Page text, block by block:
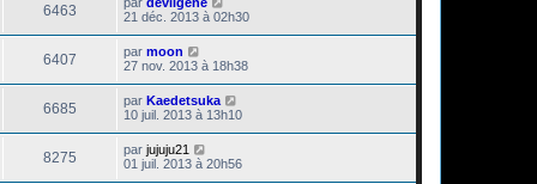
6463
21 déc. 2013 à 02h30
6407 par moon
27 nov. 2013 à 18h38
6685 par Kaedetsuka
10 juil. 2013 à 13h10
8275 par jujuju21
01 juil. 2013 à 20h56